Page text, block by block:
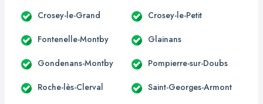
Crosey-le-Grand Crosey-le-Petit
Fontenelle-Montby Glainans
Gondenans-Montby Pompierre-sur-Doubs
Roche-lès-Clerval Saint-Georges-Armont